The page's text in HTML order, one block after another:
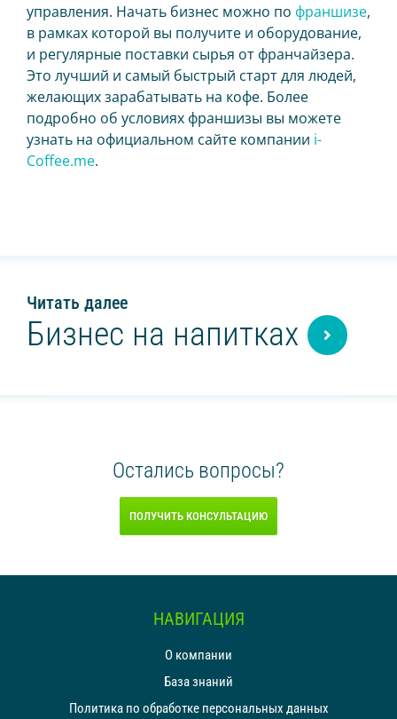
управления. Начать бизнес можно по франшизе,
в рамках которой вы получите и оборудование,
и регулярные поставки сырья от франчайзера.
Это лучший и самый быстрый старт для людей,
желающих зарабатывать на кофе. Более
подробно об условиях франшизы вы можете
узнать на официальном сайте компании i-
Coffee.me.
Читать далее
Бизнес на напитках
Остались вопросы?
ПОЛУЧИТЬ КОНСУЛЬТАЦИЮ
НАВИГАЦИЯ
О компании
База знаний
Политика по обработке персональных данных